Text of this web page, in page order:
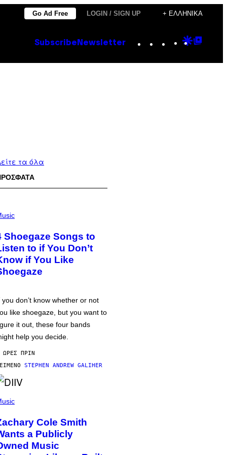
Go Ad Free LOGIN / SIGN UP + ΕΛΛΗΝΙΚΆ
Subscribe Newsletter Instagram
TikTok
YouTube
Google
τα όλα
Shoegaze Songs to
to if You Don’t
if You Like
you don’t know whether or not
like shoegaze, but you want to
it out, these four bands
help you decide.
ΏΡΕΣ ΠΡΙΝ
STEPHEN ANDREW GALIHER
Cole Smith
a Publicly
Music